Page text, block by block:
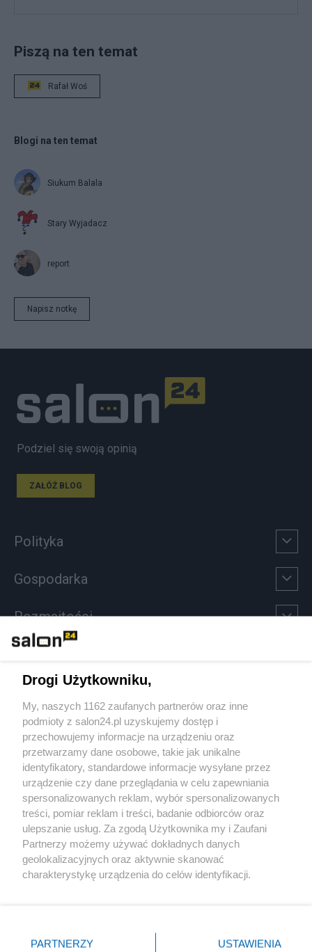
Piszą na ten temat
Rafał Woś
Blogi na ten temat
Siukum Balala
Stary Wyjadacz
report
Napisz notkę
Podziel się swoją opinią
ZAŁÓŻ BLOG
Polityka
Gospodarka
Rozmaitości
Sport
Społeczeństwo
Kultura
X Facebook Instagram Youtube
Drogi Użytkowniku,
My, naszych 1162 zaufanych partnerów oraz inne
podmioty z salon24.pl uzyskujemy dostęp i
przechowujemy informacje na urządzeniu oraz
przetwarzamy dane osobowe, takie jak unikalne
identyfikatory, standardowe informacje wysyłane przez
urządzenie czy dane przeglądania w celu zapewniania
spersonalizowanych reklam, wybór spersonalizowanych
treści, pomiar reklam i treści, badanie odbiorców oraz
ulepszanie usług. Za zgodą Użytkownika my i Zaufani
Partnerzy możemy używać dokładnych danych
geolokalizacyjnych oraz aktywnie skanować
charakterystykę urządzenia do celów identyfikacji.
zmienić/wycofać klikając przycisk ustawień prywatności
PARTNERZY USTAWIENIA